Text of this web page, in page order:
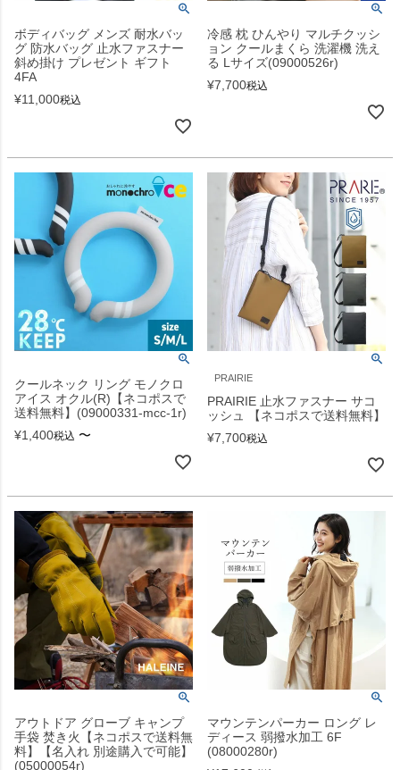
ボディバッグ メンズ 耐水バッ
グ 防水バッグ 止水ファスナー
斜め掛け プレゼント ギフト
4FA
¥11,000税込
冷感 枕 ひんやり マルチクッシ
ョン クールまくら 洗濯機 洗え
る Lサイズ(09000526r)
¥7,700税込
クールネック リング モノクロ
アイス オクル(R)【ネコポスで
送料無料】(09000331-mcc-1r)
¥1,400税込 〜
PRAIRIE
PRAIRIE 止水ファスナー サコ
ッシュ 【ネコポスで送料無料】
¥7,700税込
アウトドア グローブ キャンプ
手袋 焚き火【ネコポスで送料無
料】【名入れ 別途購入で可能】
(05000054r)
マウンテンパーカー ロング レ
ディース 弱撥水加工 6F
(08000280r)